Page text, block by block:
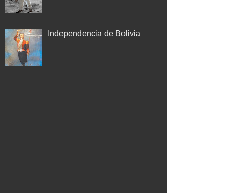
Independencia de Bolivia